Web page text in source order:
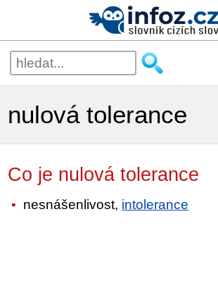
nulová tolerance
Co je nulová tolerance
nesnášenlivost, intolerance